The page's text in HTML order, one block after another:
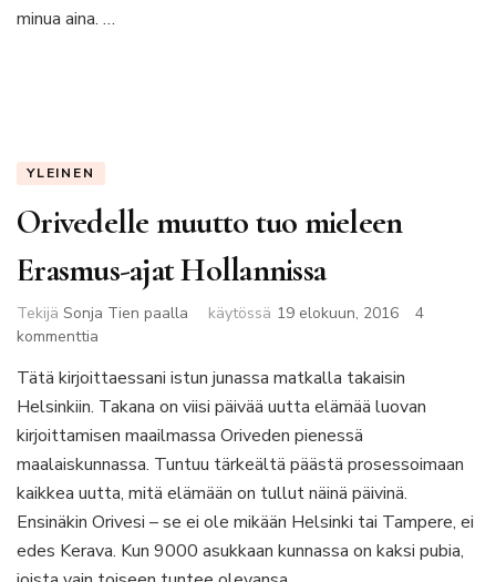
minua aina. …
YLEINEN
Orivedelle muutto tuo mieleen
Erasmus-ajat Hollannissa
Tekijä Sonja Tien paalla käytössä 19 elokuun, 2016
4
kommenttia
muutto
tuo
mieleen
ajat
Hollannissa
Tätä kirjoittaessani istun junassa matkalla takaisin
Helsinkiin. Takana on viisi päivää uutta elämää luovan
kirjoittamisen maailmassa Oriveden pienessä
maalaiskunnassa. Tuntuu tärkeältä päästä prosessoimaan
kaikkea uutta, mitä elämään on tullut näinä päivinä.
Ensinäkin Orivesi – se ei ole mikään Helsinki tai Tampere, ei
edes Kerava. Kun 9000 asukkaan kunnassa on kaksi pubia,